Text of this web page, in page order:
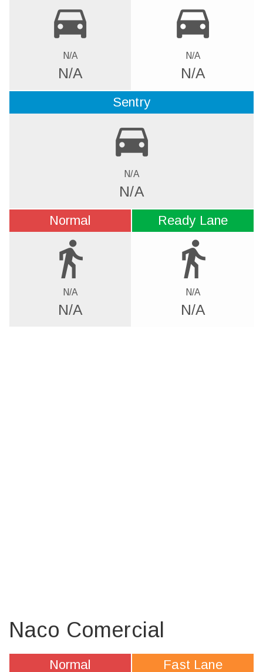
directions_car
N/A
N/A
directions_car
N/A
N/A
Sentry
directions_car
N/A
N/A
Normal
directions_walk
N/A
N/A
Ready Lane
directions_walk
N/A
N/A
Naco Comercial
Normal Fast Lane